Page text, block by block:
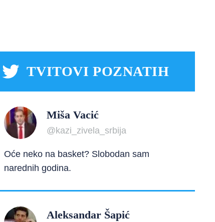
TVITOVI POZNATIH
Miša Vacić
@kazi_zivela_srbija
Oće neko na basket? Slobodan sam
narednih godina.
Aleksandar Šapić